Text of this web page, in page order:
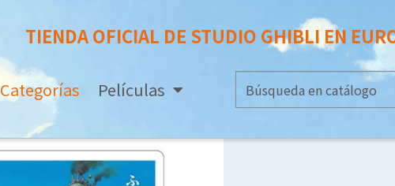
TIENDA OFICIAL DE STUDIO GHIBLI EN
Categorías Películas